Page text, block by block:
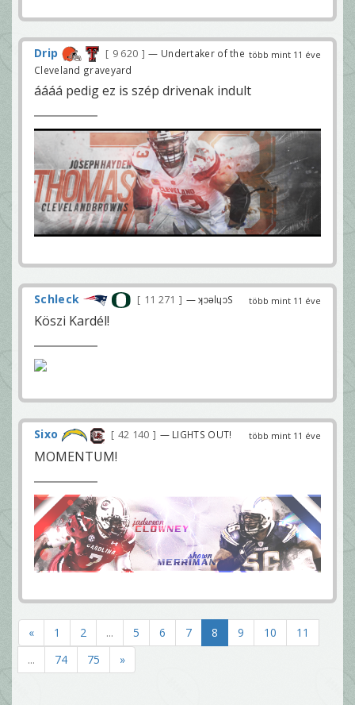
több mint 11 éve
Drip 9 620
— Undertaker of the
Cleveland graveyard
áááá pedig ez is szép drivenak indult
több mint 11 éve
Schleck 11 271 — ʞɔǝlɥɔS
Köszi Kardél!
több mint 11 éve
Sixo 42 140 — LIGHTS OUT!
MOMENTUM!
« 1 2 ... 5 6 7 8 9 10
11
...
74 75 »